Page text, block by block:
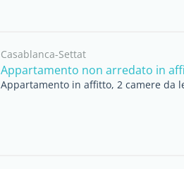
Casablanca-Settat
Appartamento non arredato in
Appartamento in affitto, 2 camere da